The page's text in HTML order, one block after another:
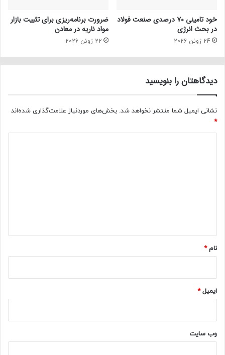
خود تامینی ۷۰ درصدی صنعت فولاد
در بحث انرژی
24 ژوئن 2026
ضرورت برنامه‌ریزی برای تثبیت بازار
مواد ناریه در معادن
22 ژوئن 2026
دیدگاهتان را بنویسید
نشانی ایمیل شما منتشر نخواهد شد. بخش‌های موردنیاز علامت‌گذاری شده‌اند
*
نام*
ایمیل*
وب‌ سایت